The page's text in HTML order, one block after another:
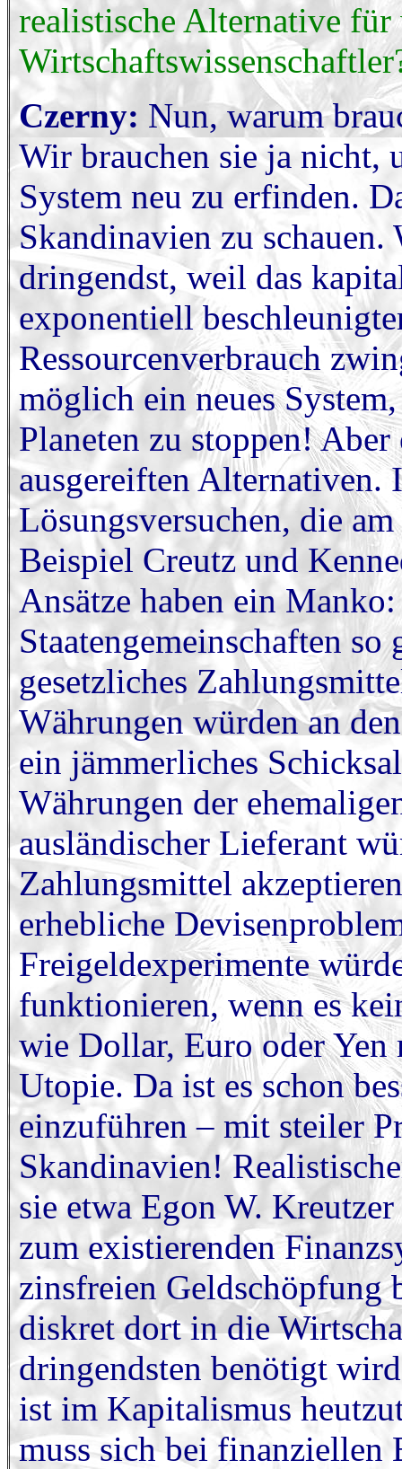
realistische Alternative für
Czerny: Nun, warum
Wir brauchen sie ja nicht,
System neu zu erfinden.
Skandinavien zu
dringendst, weil das
exponentiell
Ressourcenverbrauch
möglich ein neues
Planeten zu stoppen!
ausgereiften Alternativen.
Lösungsversuchen, die
Beispiel Creutz und
Ansätze haben ein
Staatengemeinschaften
gesetzliches
Währungen würden an
ein jämmerliches
Währungen der
ausländischer Lieferant
Zahlungsmittel
erhebliche
Freigeldexperimente
funktionieren, wenn es
wie Dollar, Euro oder Yen
Utopie. Da ist es schon
einzuführen – mit steiler
Skandinavien!
sie etwa Egon W.
zum existierenden
zinsfreien Geldschöpfung
diskret dort in die
dringendsten benötigt
ist im Kapitalismus
muss sich bei finanziellen